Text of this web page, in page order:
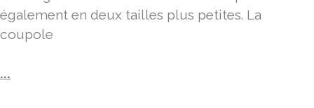
également en deux tailles plus petites. La
coupole
...